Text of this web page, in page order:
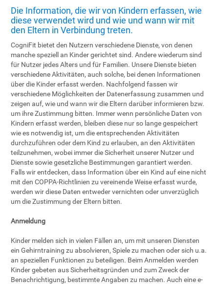
Die Information, die wir von Kindern erfassen, wie
diese verwendet wird und wie und wann wir mit
den Eltern in Verbindung treten.
CogniFit bietet den Nutzern verschiedene Dienste, von denen
manche speziell an Kinder gerichtet sind. Andere wiederum sind
für Nutzer jedes Alters und für Familien. Unsere Dienste bieten
verschiedene Aktivitäten, auch solche, bei denen Informationen
über die Kinder erfasst werden. Nachfolgend fassen wir
verschiedene Möglichkeiten der Datenerfassung zusammen und
zeigen auf, wie und wann wir die Eltern darüber informieren bzw.
um ihre Zustimmung bitten. Immer wenn persönliche Daten von
Kindern erfasst werden, bleiben diese nur so lange gespeichert
wie es notwendig ist, um die entsprechenden Aktivitäten
durchzuführen oder dem Kind zu erlauben, an den Aktivitäten
teilzunehmen, wobei immer die Sicherheit unserer Nutzer und
Dienste sowie gesetzliche Bestimmungen garantiert werden.
Falls wir entdecken, dass Information über ein Kind auf eine nicht
mit den COPPA-Richtlinien zu vereinende Weise erfasst wurde,
werden wir diese Daten entweder vernichten oder unverzüglich
um die Zustimmung der Eltern bitten.
Anmeldung
Kinder melden sich in vielen Fällen an, um mit unseren Diensten
ein Gehirntraining zu absolvieren, Spiele zu machen oder sich u.a.
an speziellen Funktionen zu beteiligen. Beim Anmelden werden
Kinder gebeten aus Sicherheitsgründen und zum Zweck der
Benachrichtigung, bestimmte Angaben zu machen. Auch eine e-